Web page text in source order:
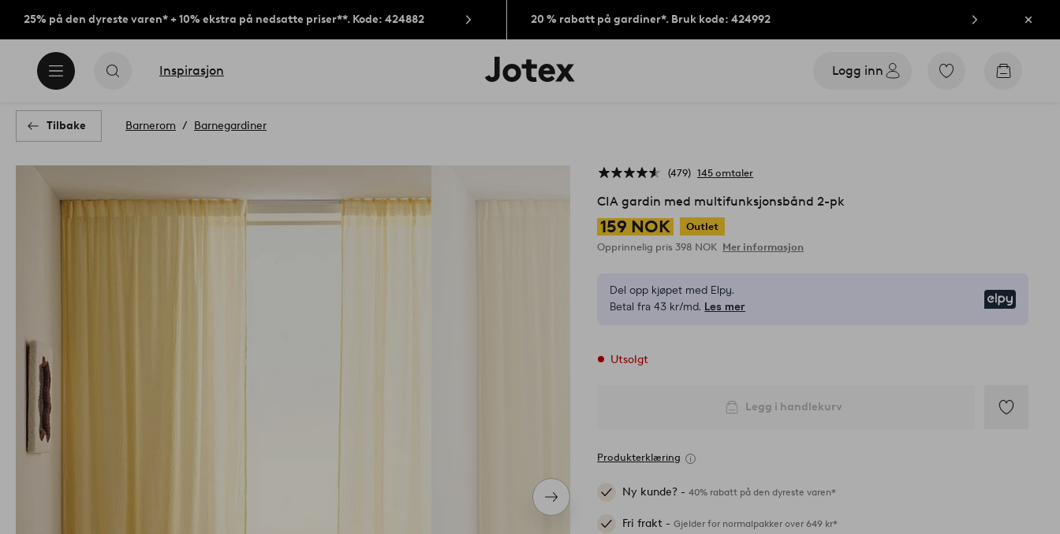
25% på den dyreste varen* + 10% ekstra på nedsatte priser**. Kode: 424882 20 % rabatt på gardiner*. Bruk kode: 424992 Lukk
Inspirasjon
Jotex’
logo
Logg inn
Gå
Gå
Tilbake Barnerom Barnegardiner
Neste
produkt
479 145 omtaler
CIA gardin med multifunksjonsbånd 2-pk
159 NOK
Outlet
Opprinnelig pris398 NOK Mer informasjon
Del opp kjøpet med Elpy.
Betal fra 43 kr/md. Les mer
Utsolgt
Legg i handlekurv
Produkterklæring
Ny kunde? -40% rabatt på den dyreste varen*
Fri frakt -Gjelder for normalpakker over 649 kr*